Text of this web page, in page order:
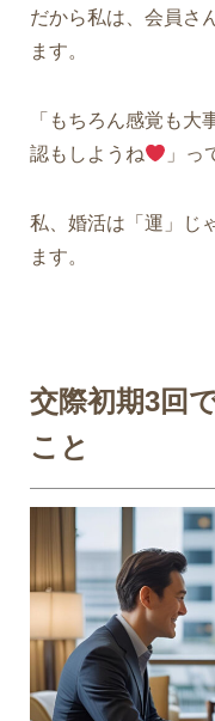
だから私は、会員さ
ます。
「もちろん感覚も大
認もしようね
」っ
私、婚活は「運」じ
ます。
交際初期3回
こと